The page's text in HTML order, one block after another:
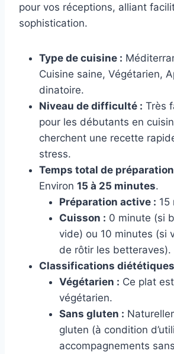
pour vos réceptions, alliant
sophistication.
Type de cuisine :
Cuisine saine, Végétarien,
dinatoire.
Niveau de difficulté : Très
pour les débutants en
cherchent une recette
stress.
Temps total de
Environ 15 à 25 minutes.
Préparation active : 15
Cuisson : 0 minute (si
vide) ou 10 minutes (si
de rôtir les betteraves).
Classifications
Végétarien : Ce plat
végétarien.
Sans gluten :
gluten (à condition
accompagnements